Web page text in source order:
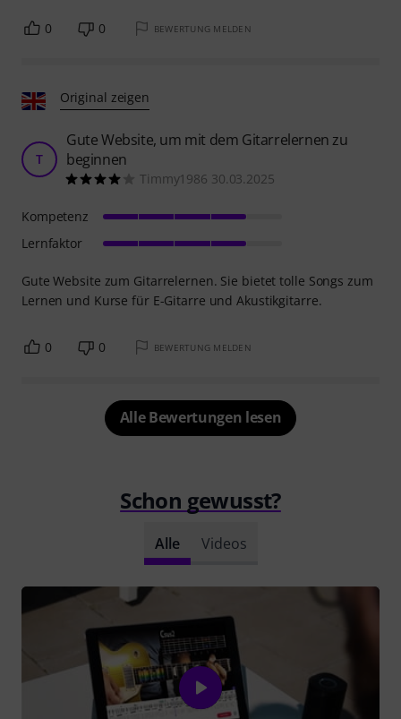
0 0 BEWERTUNG MELDEN
Original zeigen
T
Gute Website, um mit dem Gitarrelernen zu
beginnen
Timmy1986 30.03.2025
Gute Website zum Gitarrelernen. Sie bietet tolle Songs zum
Lernen und Kurse für E-Gitarre und Akustikgitarre.
Kompetenz
Lernfaktor
0 0 BEWERTUNG MELDEN
Alle Bewertungen lesen
Schon gewusst?
Alle Videos